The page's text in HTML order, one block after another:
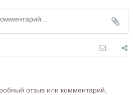
отзыв или комментарий,